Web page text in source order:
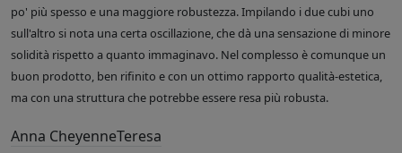
po' più spesso e una maggiore robustezza. Impilando i due cubi uno
sull'altro si nota una certa oscillazione, che dà una sensazione di minore
solidità rispetto a quanto immaginavo. Nel complesso è comunque un
buon prodotto, ben rifinito e con un ottimo rapporto qualità-estetica,
ma con una struttura che potrebbe essere resa più robusta.
Anna CheyenneTeresa